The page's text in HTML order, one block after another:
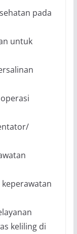
pada
untuk
keliling di